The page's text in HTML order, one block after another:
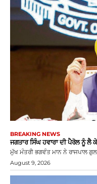
BREAKING NEWS
ਜਗਤਾਰ ਸਿੰਘ ਹਵਾਰਾ ਦੀ ਪੈਰੋਲ ਨੂੰ
ਮੁੱਖ ਮੰਤਰੀ ਭਗਵੰਤ ਮਾਨ ਨੇ ਰਾਜਪਾਲ
August 9, 2026